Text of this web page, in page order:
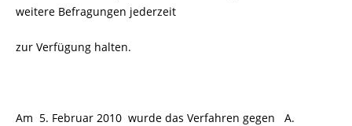
weitere Befragungen jederzeit
zur Verfügung halten.
Am 5. Februar 2010 wurde das Verfahren gegen A.